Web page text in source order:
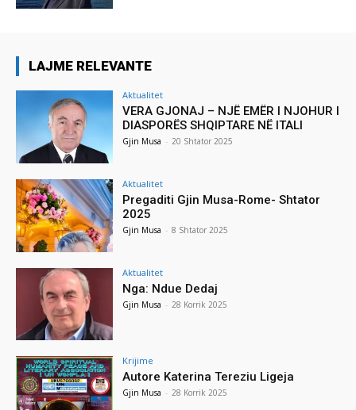
LAJME RELEVANTE
Aktualitet
VERA GJONAJ – NJË EMËR I NJOHUR I
DIASPORËS SHQIPTARE NË ITALI
Gjin Musa - 20 Shtator 2025
Aktualitet
Pregaditi Gjin Musa-Rome- Shtator
2025
Gjin Musa - 8 Shtator 2025
Aktualitet
Nga: Ndue Dedaj
Gjin Musa - 28 Korrik 2025
Krijime
Autore Katerina Tereziu Ligeja
Gjin Musa - 28 Korrik 2025